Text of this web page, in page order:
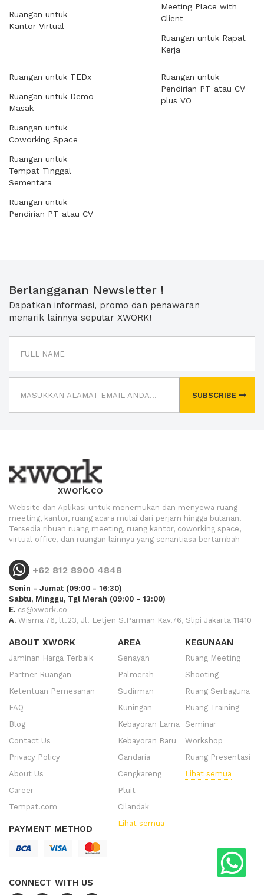
Ruangan untuk
Kantor Virtual
Meeting Place with
Client
Ruangan untuk Rapat
Kerja
Ruangan untuk TEDx
Ruangan untuk Demo
Masak
Ruangan untuk
Coworking Space
Ruangan untuk
Tempat Tinggal
Sementara
Ruangan untuk
Pendirian PT atau CV
Ruangan untuk
Pendirian PT atau CV
plus VO
Berlangganan Newsletter !
Dapatkan informasi, promo dan penawaran
menarik lainnya seputar XWORK!
SUBSCRIBE
xwork.co
Website dan Aplikasi untuk menemukan dan menyewa ruang
meeting, kantor, ruang acara mulai dari perjam hingga bulanan.
Tersedia ribuan ruang meeting, ruang kantor, coworking space,
virtual office, dan ruangan lainnya yang senantiasa bertambah
+62 812 8900 4848
Senin - Jumat (09:00 - 16:30)
Sabtu, Minggu, Tgl Merah (09:00 - 13:00)
E. cs@xwork.co
A. Wisma 76, lt.23, Jl. Letjen S.Parman Kav.76, Slipi Jakarta 11410
ABOUT XWORK
Jaminan Harga Terbaik
Partner Ruangan
Ketentuan Pemesanan
FAQ
Blog
Contact Us
Privacy Policy
About Us
Career
Tempat.com
PAYMENT METHOD
CONNECT WITH US
AREA
Senayan
Palmerah
Sudirman
Kuningan
Kebayoran Lama
Kebayoran Baru
Gandaria
Cengkareng
Pluit
Cilandak
Lihat semua
KEGUNAAN
Ruang Meeting
Shooting
Ruang Serbaguna
Ruang Training
Seminar
Workshop
Ruang Presentasi
Lihat semua